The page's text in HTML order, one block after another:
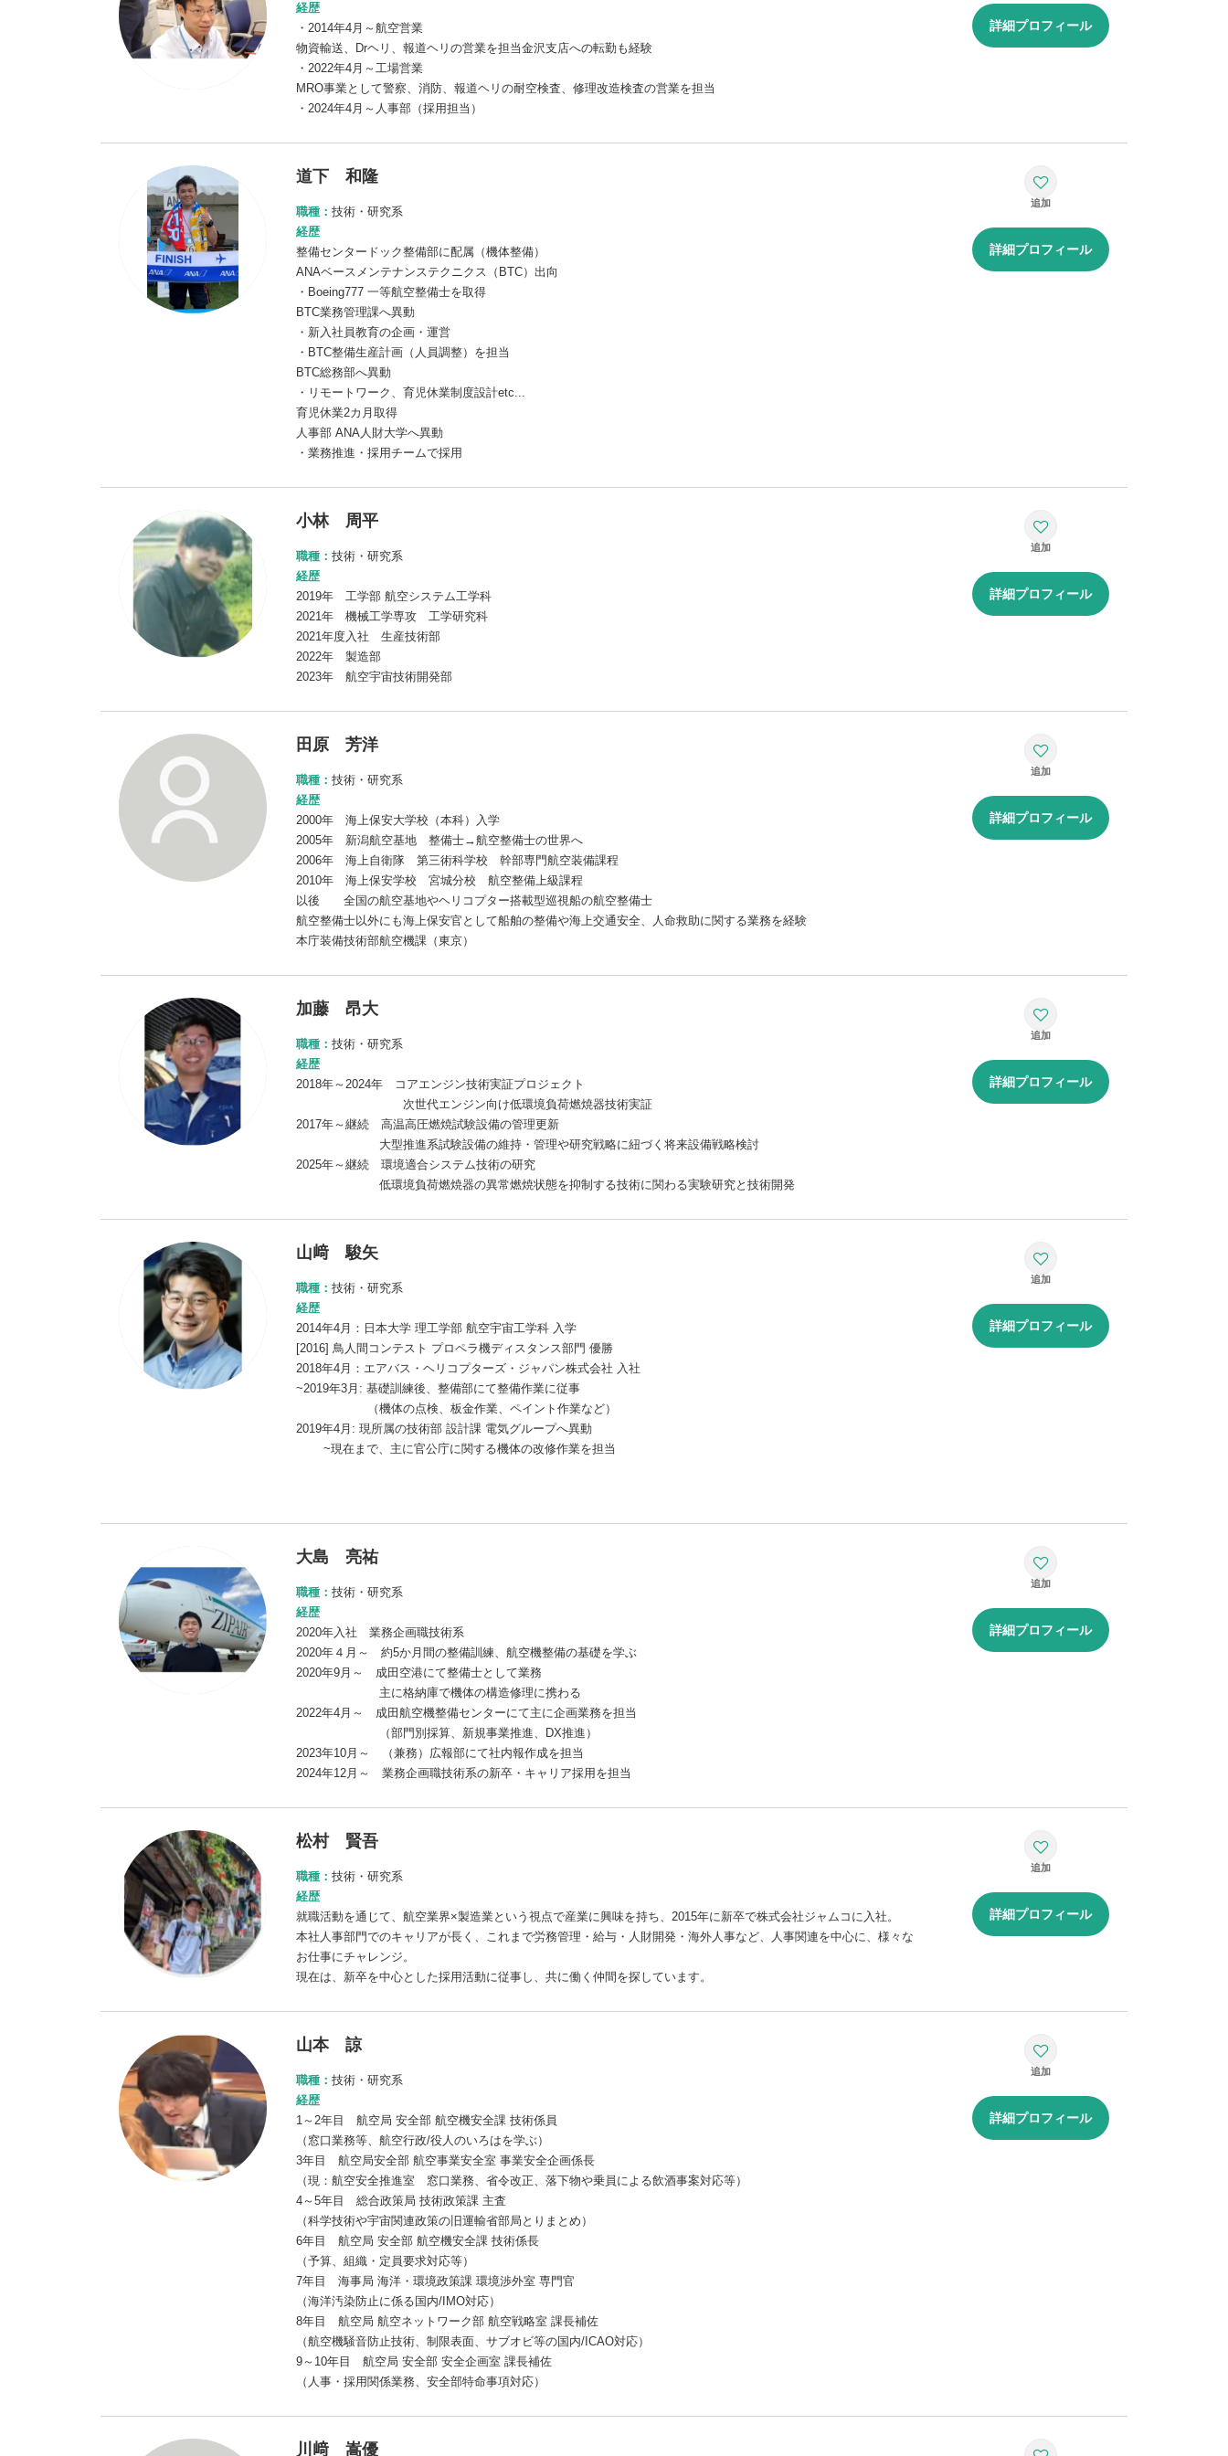
経歴
・2014年4月～航空営業
物資輸送、Drヘリ、報道ヘリの営業を担当金沢支店への転勤も経験
・2022年4月～工場営業
MRO事業として警察、消防、報道ヘリの耐空検査、修理改造検査の営業を担当
・2024年4月～人事部（採用担当）
詳細プロフィール
道下 和隆
職種： 技術・研究系
経歴
整備センタードック整備部に配属（機体整備）
ANAベースメンテナンステクニクス（BTC）出向
・Boeing777 一等航空整備士を取得
BTC業務管理課へ異動
・新入社員教育の企画・運営
・BTC整備生産計画（人員調整）を担当
BTC総務部へ異動
・リモートワーク、育児休業制度設計etc...
育児休業2カ月取得
人事部 ANA人財大学へ異動
・業務推進・採用チームで採用
詳細プロフィール
小林 周平
職種： 技術・研究系
経歴
2019年 工学部 航空システム工学科
2021年 機械工学専攻 工学研究科
2021年度入社 生産技術部
2022年 製造部
2023年 航空宇宙技術開発部
詳細プロフィール
田原 芳洋
職種： 技術・研究系
経歴
2000年 海上保安大学校（本科）入学
2005年 新潟航空基地 整備士→航空整備士の世界へ
2006年 海上自衛隊 第三術科学校 幹部専門航空装備課程
2010年 海上保安学校 宮城分校 航空整備上級課程
以後 全国の航空基地やヘリコプター搭載型巡視船の航空整備士
航空整備士以外にも海上保安官として船舶の整備や海上交通安全、人命救助に関する業務を経験
本庁装備技術部航空機課（東京）
詳細プロフィール
加藤 昂大
職種： 技術・研究系
経歴
2018年～2024年 コアエンジン技術実証プロジェクト
次世代エンジン向け低環境負荷燃焼器技術実証
2017年～継続 高温高圧燃焼試験設備の管理更新
大型推進系試験設備の維持・管理や研究戦略に紐づく将来設備戦略検討
2025年～継続 環境適合システム技術の研究
低環境負荷燃焼器の異常燃焼状態を抑制する技術に関わる実験研究と技術開発
詳細プロフィール
山﨑 駿矢
職種： 技術・研究系
経歴
2014年4月：日本大学 理工学部 航空宇宙工学科 入学
[2016] 鳥人間コンテスト プロペラ機ディスタンス部門 優勝
2018年4月：エアバス・ヘリコプターズ・ジャパン株式会社 入社
~2019年3月: 基礎訓練後、整備部にて整備作業に従事
（機体の点検、板金作業、ペイント作業など）
2019年4月: 現所属の技術部 設計課 電気グループへ異動
~現在まで、主に官公庁に関する機体の改修作業を担当
詳細プロフィール
大島 亮祐
職種： 技術・研究系
経歴
2020年入社 業務企画職技術系
2020年４月～ 約5か月間の整備訓練、航空機整備の基礎を学ぶ
2020年9月～ 成田空港にて整備士として業務
主に格納庫で機体の構造修理に携わる
2022年4月～ 成田航空機整備センターにて主に企画業務を担当
（部門別採算、新規事業推進、DX推進）
2023年10月～ （兼務）広報部にて社内報作成を担当
2024年12月～ 業務企画職技術系の新卒・キャリア採用を担当
詳細プロフィール
松村 賢吾
職種： 技術・研究系
経歴
就職活動を通じて、航空業界×製造業という視点で産業に興味を持ち、2015年に新卒で株式会社ジャムコに入社。
本社人事部門でのキャリアが長く、これまで労務管理・給与・人財開発・海外人事など、人事関連を中心に、様々な
お仕事にチャレンジ。
現在は、新卒を中心とした採用活動に従事し、共に働く仲間を探しています。
詳細プロフィール
山本 諒
職種： 技術・研究系
経歴
1～2年目 航空局 安全部 航空機安全課 技術係員
（窓口業務等、航空行政/役人のいろはを学ぶ）
3年目 航空局安全部 航空事業安全室 事業安全企画係長
（現：航空安全推進室 窓口業務、省令改正、落下物や乗員による飲酒事案対応等）
4～5年目 総合政策局 技術政策課 主査
（科学技術や宇宙関連政策の旧運輸省部局とりまとめ）
6年目 航空局 安全部 航空機安全課 技術係長
（予算、組織・定員要求対応等）
7年目 海事局 海洋・環境政策課 環境渉外室 専門官
（海洋汚染防止に係る国内/IMO対応）
8年目 航空局 航空ネットワーク部 航空戦略室 課長補佐
（航空機騒音防止技術、制限表面、サブオビ等の国内/ICAO対応）
9～10年目 航空局 安全部 安全企画室 課長補佐
（人事・採用関係業務、安全部特命事項対応）
詳細プロフィール
川﨑 嵩優